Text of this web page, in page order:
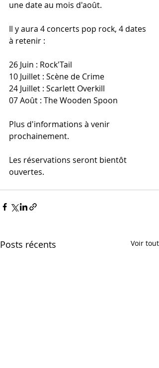
une date au mois d'août.
Il y aura 4 concerts pop rock, 4 dates
à retenir :
26 Juin : Rock'Tail
10 Juillet : Scène de Crime
24 Juillet : Scarlett Overkill
07 Août : The Wooden Spoon
Plus d'informations à venir
prochainement.
Les réservations seront bientôt
ouvertes.
Posts récents Voir tout